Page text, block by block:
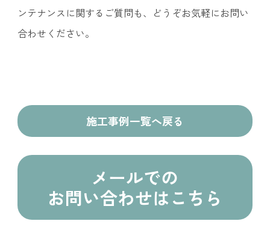
ンテナンスに関するご質問も、どうぞお気軽にお問い
合わせください。
施工事例一覧へ戻る
メールでの
お問い合わせはこちら